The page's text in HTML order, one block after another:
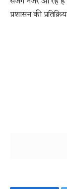
सजग नजर आ रहे
प्रशासन की